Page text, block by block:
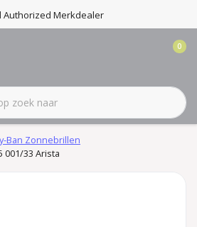
Authorized Merkdealer
0
Ban Zonnebrillen
001/33 Arista